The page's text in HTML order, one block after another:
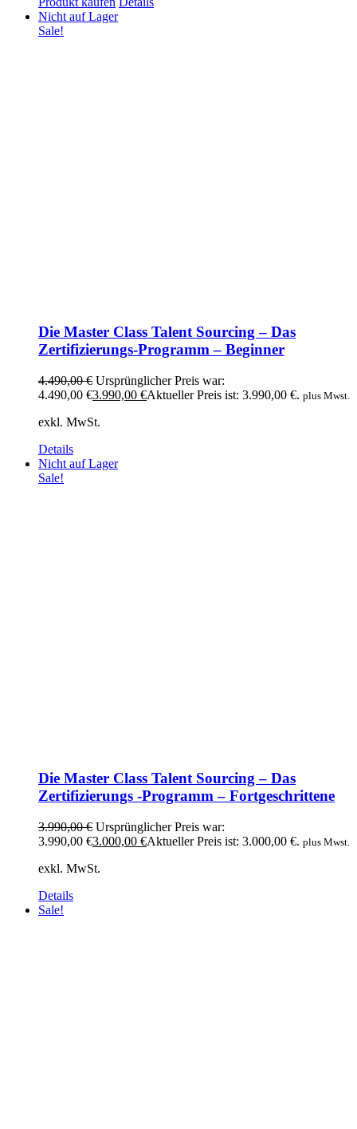
Nicht auf Lager
Sale!
Die Master Class Talent Sourcing – Das
Zertifizierungs-Programm – Beginner
4.490,00€ Ursprünglicher Preis war:
4.490,00 €3.990,00 €Aktueller Preis ist: 3.990,00 €. plus Mwst.
exkl. MwSt.
Details
Nicht auf Lager
Sale!
Die Master Class Talent Sourcing – Das
Zertifizierungs -Programm – Fortgeschrittene
3.990,00€ Ursprünglicher Preis war:
3.990,00 €3.000,00 €Aktueller Preis ist: 3.000,00 €. plus Mwst.
exkl. MwSt.
Details
Sale!